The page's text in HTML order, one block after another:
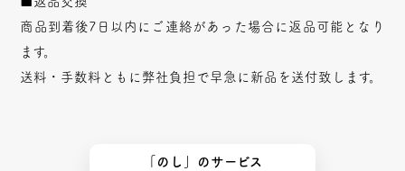
商品到着後7日以内にご連絡があった場合に返品可能となり
ます。
送料・手数料ともに弊社負担で早急に新品を送付致します。
「のし」のサービス